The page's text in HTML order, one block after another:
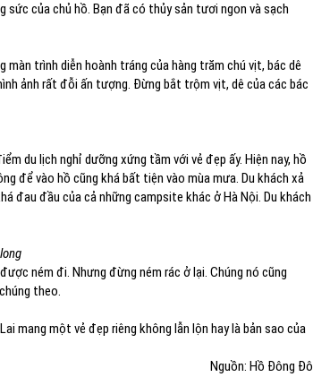
của chủ hồ. Bạn đã có thủy sản tươi ngon và sạch
trình diễn hoành tráng của hàng trăm chú vịt, bác dê
ảnh rất đỗi ấn tượng. Đừng bắt trộm vịt, dê của các bác
du lịch nghỉ dưỡng xứng tầm với vẻ đẹp ấy. Hiện nay, hồ
để vào hồ cũng khá bất tiện vào mùa mưa. Du khách xả
đau đầu của cả những campsite khác ở Hà Nội. Du khách
ném đi. Nhưng đừng ném rác ở lại. Chúng nó cũng
theo.
mang một vẻ đẹp riêng không lẫn lộn hay là bản sao của
Nguồn: Hồ Đông Đô